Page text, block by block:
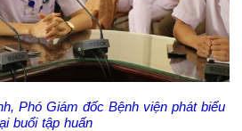
Phó Giám đốc Bệnh viện phát biểu
buổi tập huấn